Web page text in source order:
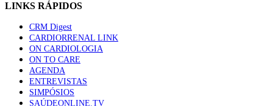
LINKS RÁPIDOS
CRM Digest
CARDIORRENAL LINK
ON CARDIOLOGIA
ON TO CARE
AGENDA
ENTREVISTAS
SIMPÓSIOS
SAÚDEONLINE.TV